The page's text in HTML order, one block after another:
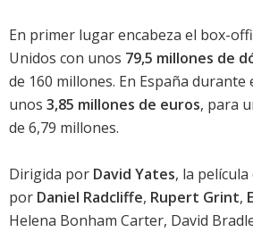
En primer lugar encabeza el box-
Unidos con unos 79,5 millones de
de 160 millones. En España durante
unos 3,85 millones de euros, para
de 6,79 millones.
Dirigida por David Yates, la
por Daniel Radcliffe, Rupert Grint,
Helena Bonham Carter, David